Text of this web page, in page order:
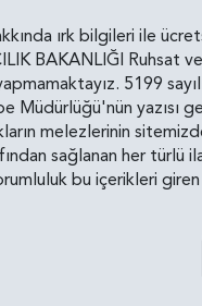
ırk bilgileri ile
BAKANLIĞI Ruhsat
5199
Müdürlüğü'nün yazısı
melezlerinin
sağlanan her
bu içerikleri